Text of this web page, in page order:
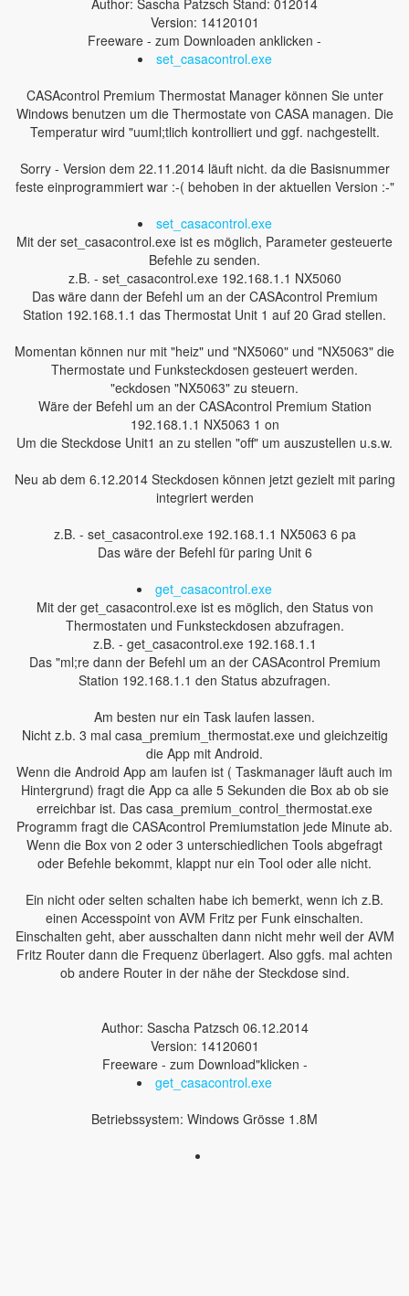
Version: 14120101
Freeware - zum Downloaden anklicken -
set_casacontrol.exe
CASAcontrol Premium Thermostat Manager können Sie unter
Windows benutzen um die Thermostate von CASA managen. Die
Temperatur wird "uuml;tlich kontrolliert und ggf. nachgestellt.
Sorry - Version dem 22.11.2014 läuft nicht. da die Basisnummer
feste einprogrammiert war :-( behoben in der aktuellen Version :-"
set_casacontrol.exe
Mit der set_casacontrol.exe ist es möglich, Parameter gesteuerte
Befehle zu senden.
z.B. - set_casacontrol.exe 192.168.1.1 NX5060
Das wäre dann der Befehl um an der CASAcontrol Premium
Station 192.168.1.1 das Thermostat Unit 1 auf 20 Grad stellen.
Momentan können nur mit "heiz" und "NX5060" und "NX5063" die
Thermostate und Funksteckdosen gesteuert werden.
"eckdosen "NX5063" zu steuern.
Wäre der Befehl um an der CASAcontrol Premium Station
192.168.1.1 NX5063 1 on
Um die Steckdose Unit1 an zu stellen "off" um auszustellen u.s.w.
Neu ab dem 6.12.2014 Steckdosen können jetzt gezielt mit paring
integriert werden
z.B. - set_casacontrol.exe 192.168.1.1 NX5063 6 pa
Das wäre der Befehl für paring Unit 6
get_casacontrol.exe
Mit der get_casacontrol.exe ist es möglich, den Status von
Thermostaten und Funksteckdosen abzufragen.
z.B. - get_casacontrol.exe 192.168.1.1
Das "ml;re dann der Befehl um an der CASAcontrol Premium
Station 192.168.1.1 den Status abzufragen.
Am besten nur ein Task laufen lassen.
Nicht z.b. 3 mal casa_premium_thermostat.exe und gleichzeitig
die App mit Android.
Wenn die Android App am laufen ist ( Taskmanager läuft auch im
Hintergrund) fragt die App ca alle 5 Sekunden die Box ab ob sie
erreichbar ist. Das casa_premium_control_thermostat.exe
Programm fragt die CASAcontrol Premiumstation jede Minute ab.
Wenn die Box von 2 oder 3 unterschiedlichen Tools abgefragt
oder Befehle bekommt, klappt nur ein Tool oder alle nicht.
Ein nicht oder selten schalten habe ich bemerkt, wenn ich z.B.
einen Accesspoint von AVM Fritz per Funk einschalten.
Einschalten geht, aber ausschalten dann nicht mehr weil der AVM
Fritz Router dann die Frequenz überlagert. Also ggfs. mal achten
ob andere Router in der nähe der Steckdose sind.
Author: Sascha Patzsch 06.12.2014
Version: 14120601
Freeware - zum Download"klicken -
get_casacontrol.exe
Betriebssystem: Windows Grösse 1.8M